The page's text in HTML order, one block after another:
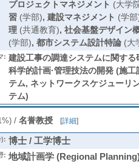
プロジェクトマネジメント (大学
習(学部), 建設マネジメント (学
理(共通教育), 社会基盤デザイン
(学部), 都市システム設計特論(大
: 建設工事の調達システムに関す
科学的計画·管理技法の開発 (施
テム, ネットワークスケジューリ
テム)
/ 名誉教授 [詳細]
): 博士 / 工学博士
: 地域計画学 (Regional